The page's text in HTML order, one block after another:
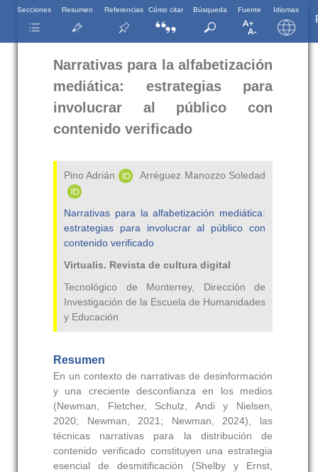
Secciones Resumen Referencias Cómo citar Búsqueda Fuente Idiomas
Narrativas para la alfabetización
mediática: estrategias para
involucrar al público con
contenido verificado
Pino Adrián Arréguez Manozzo Soledad
Narrativas para la alfabetización mediática:
estrategias para involucrar al público con
contenido verificado
Virtualis. Revista de cultura digital
Tecnológico de Monterrey, Dirección de
Investigación de la Escuela de Humanidades
y Educación
Resumen
En un contexto de narrativas de desinformación
y una creciente desconfianza en los medios
(Newman, Fletcher, Schulz, Andi y Nielsen,
2020; Newman, 2021; Newman, 2024), las
técnicas narrativas para la distribución de
contenido verificado constituyen una estrategia
esencial de desmitificación (Shelby y Ernst,